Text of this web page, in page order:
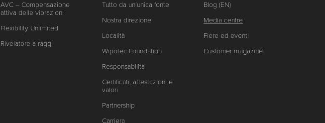
AVC – Compensazione
attiva delle vibrazioni
Flexibility Unlimited
Rivelatore a raggi
Tutto da un’unica fonte
Nostra direzione
Località
Wipotec Foundation
Responsabilità
Certificati, attestazioni e
valori
Partnership
Carriera
Blog (EN)
Media centre
Fiere ed eventi
Customer magazine